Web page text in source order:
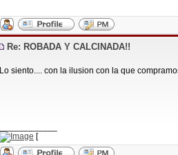
Re: ROBADA Y CALCINADA!!
Lo siento.... con la ilusion con la que
[